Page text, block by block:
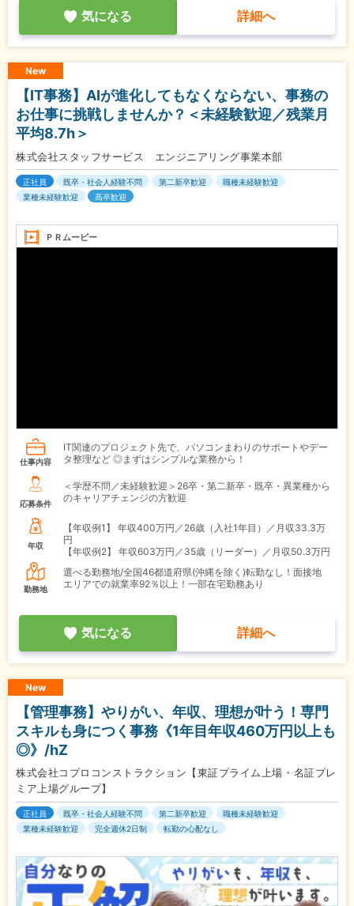
気になる 詳細へ
New
【IT事務】AIが進化してもなくならない、事務の
お仕事に挑戦しませんか？＜未経験歓迎／残業月
平均8.7h＞
株式会社スタッフサービス エンジニアリング事業本部
正社員 既卒・社会人経験不問 第二新卒歓迎
職種未経験歓迎
業種未経験歓迎
高卒歓迎
ＰＲムービー
仕事内容
IT関連のプロジェクト先で、パソコンまわりのサポートやデー
タ整理など ◎まずはシンプルな業務から！
応募条件
＜学歴不問／未経験歓迎＞26卒・第二新卒・既卒・異業種から
のキャリアチェンジの方歓迎
年収
【年収例1】
年収400万円／26歳（入社1年目）／月収33.3万
円
【年収例2】
年収603万円／35歳（リーダー）／月収50.3万円
勤務地
選べる勤務地/全国46都道府県(沖縄を除く)転勤なし！面接地
エリアでの就業率92％以上！一部在宅勤務あり
気になる 詳細へ
New
【管理事務】やりがい、年収、理想が叶う！専門
スキルも身につく事務《1年目年収460万円以上も
◎》/hZ
株式会社コプロコンストラクション【東証プライム上場・名証プレ
ミア上場グループ】
正社員 既卒・社会人経験不問 第二新卒歓迎
職種未経験歓迎
業種未経験歓迎
完全週休2日制 転勤の心配なし